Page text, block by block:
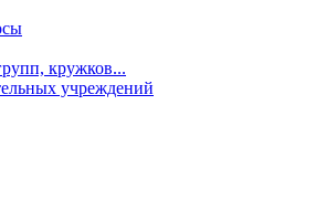
кружков...
учреждений